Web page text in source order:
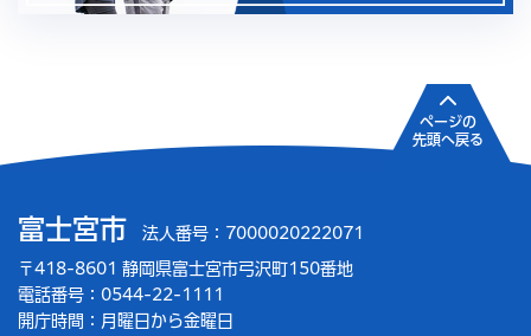
富士宮市 法人番号：7000020222071
〒418-8601 静岡県富士宮市弓沢町150番地
電話番号：0544-22-1111
開庁時間： 月曜日から金曜日
ページの
先頭へ戻る